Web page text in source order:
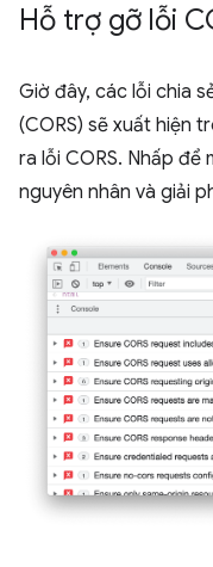
Hỗ trợ gỡ lỗi
Giờ đây, các lỗi chia
(CORS) sẽ xuất hiện
ra lỗi CORS. Nhấp để
nguyên nhân và giải